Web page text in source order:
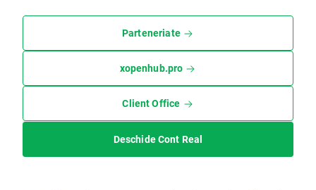
Parteneriate
xopenhub.pro
Client Office
Deschide Cont Real